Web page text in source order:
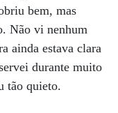
bem, mas
Não vi nenhum
ainda estava clara
durante muito
tão quieto.